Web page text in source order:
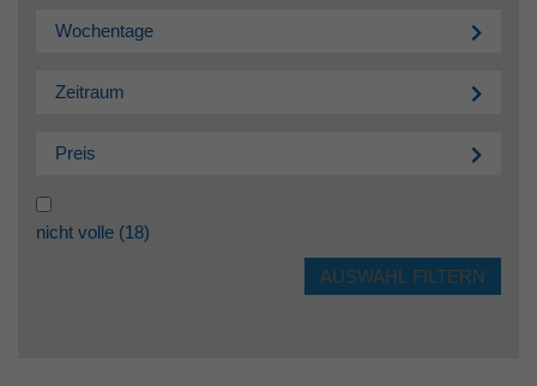
Wochentage
Zeitraum
Preis
nicht volle (18)